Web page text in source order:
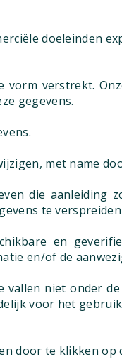
doeleinden
verstrekt.
gegevens.
met name
die
te
en
en/of de
niet onder
voor het
door te klikken op